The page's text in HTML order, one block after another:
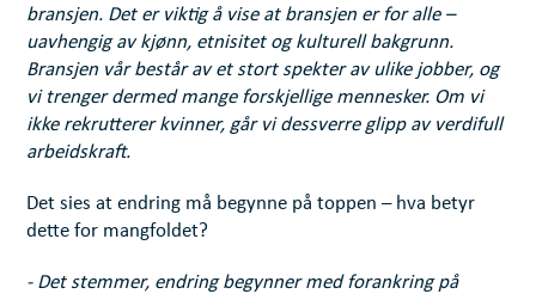
bransjen. Det er viktig å vise at bransjen er for alle –
uavhengig av kjønn, etnisitet og kulturell bakgrunn.
Bransjen vår består av et stort spekter av ulike jobber, og
vi trenger dermed mange forskjellige mennesker. Om vi
ikke rekrutterer kvinner, går vi dessverre glipp av verdifull
arbeidskraft.
Det sies at endring må begynne på toppen – hva betyr
dette for mangfoldet?
- Det stemmer, endring begynner med forankring på